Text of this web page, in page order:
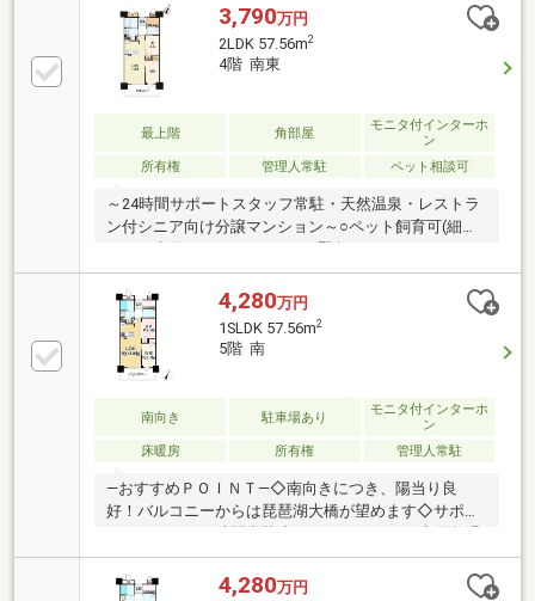
琶湖大橋病院と提携緊急コールボタン設置ペット飼育
可（規約による制限有）ＬＤ床暖房あり＜共用部分＞
※一部有料レストラン天然温泉・大浴場ゲストルーム
スタジオパーティルームアテンダントルーム娯楽室
3,790万円
2LDK 57.56m2
4階 南東
最上階 角部屋
モニタ付インターホ
ン
所有権
管理人常駐 ペット相談可
～24時間サポートスタッフ常駐・天然温泉・レストラ
ン付シニア向け分譲マンション～○ペット飼育可(細則
琵琶湖大橋病院と提携○リビングダイニングに床暖房
あり
4,280万円
1SLDK 57.56m2
5階 南
南向き 駐車場あり
モニタ付インターホ
ン
床暖房
所有権 管理人常駐
―おすすめＰＯＩＮＴ―◇南向きにつき、陽当り良
好！バルコニーからは琵琶湖大橋が望めます◇サポー
泉あり！湖・池が見える、山が見える、南向き、陽当
り良好、全居室収納、南面バルコニー、平面駐車場、
4,280万円